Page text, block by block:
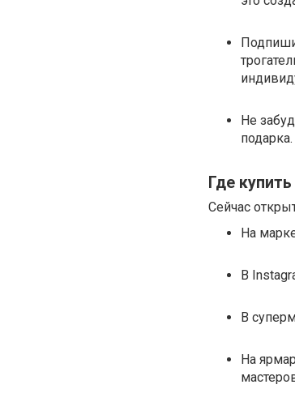
Не
подарка.
Где
Сейчас
На
В
В
На